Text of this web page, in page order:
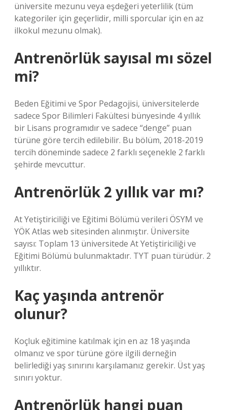
üniversite mezunu veya eşdeğeri yeterlilik (tüm
kategoriler için geçerlidir, milli sporcular için en az
ilkokul mezunu olmak).
Antrenörlük sayısal mı sözel
mi?
Beden Eğitimi ve Spor Pedagojisi, üniversitelerde
sadece Spor Bilimleri Fakültesi bünyesinde 4 yıllık
bir Lisans programıdır ve sadece “denge” puan
türüne göre tercih edilebilir. Bu bölüm, 2018-2019
tercih döneminde sadece 2 farklı seçenekle 2 farklı
şehirde mevcuttur.
Antrenörlük 2 yıllık var mı?
At Yetiştiriciliği ve Eğitimi Bölümü verileri ÖSYM ve
YÖK Atlas web sitesinden alınmıştır. Üniversite
sayısı: Toplam 13 üniversitede At Yetiştiriciliği ve
Eğitimi Bölümü bulunmaktadır. TYT puan türüdür. 2
yıllıktır.
Kaç yaşında antrenör
olunur?
Koçluk eğitimine katılmak için en az 18 yaşında
olmanız ve spor türüne göre ilgili derneğin
belirlediği yaş sınırını karşılamanız gerekir. Üst yaş
sınırı yoktur.
Antrenörlük hangi puan